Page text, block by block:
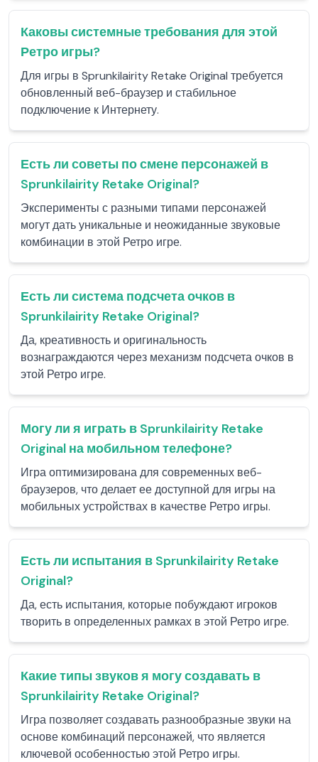
Каковы системные требования для этой
Ретро игры?
Для игры в Sprunkilairity Retake Original требуется
обновленный веб-браузер и стабильное
подключение к Интернету.
Есть ли советы по смене персонажей в
Sprunkilairity Retake Original?
Эксперименты с разными типами персонажей
могут дать уникальные и неожиданные звуковые
комбинации в этой Ретро игре.
Есть ли система подсчета очков в
Sprunkilairity Retake Original?
Да, креативность и оригинальность
вознаграждаются через механизм подсчета очков в
этой Ретро игре.
Могу ли я играть в Sprunkilairity Retake
Original на мобильном телефоне?
Игра оптимизирована для современных веб-
браузеров, что делает ее доступной для игры на
мобильных устройствах в качестве Ретро игры.
Есть ли испытания в Sprunkilairity Retake
Original?
Да, есть испытания, которые побуждают игроков
творить в определенных рамках в этой Ретро игре.
Какие типы звуков я могу создавать в
Sprunkilairity Retake Original?
Игра позволяет создавать разнообразные звуки на
основе комбинаций персонажей, что является
ключевой особенностью этой Ретро игры.